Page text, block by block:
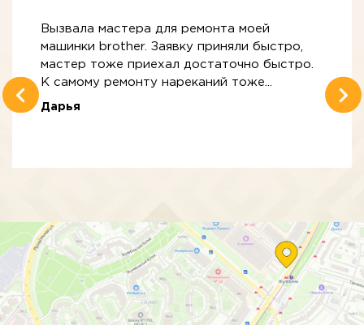
Вызвала мастера для ремонта моей
машинки brother. Заявку приняли быстро,
мастер тоже приехал достаточно быстро.
К самому ремонту нареканий тоже...
Дарья